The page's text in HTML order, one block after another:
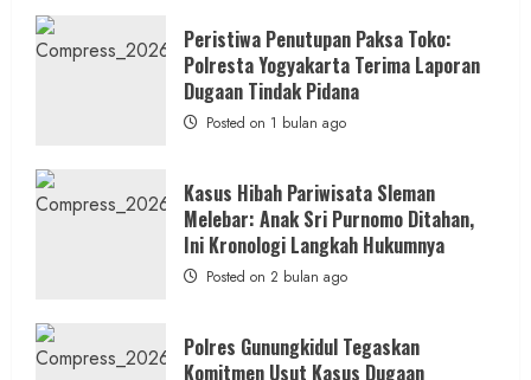
Pelecehan
Anak
Bantul:
Aliansi
Kawal
Sampai
Tuntas
Peristiwa Penutupan Paksa Toko:
Polresta Yogyakarta Terima Laporan
Dugaan Tindak Pidana
Posted on 1 bulan ago
Kasus Hibah Pariwisata Sleman
Melebar: Anak Sri Purnomo Ditahan,
Ini Kronologi Langkah Hukumnya
Posted on 2 bulan ago
Polres Gunungkidul Tegaskan
Komitmen Usut Kasus Dugaan